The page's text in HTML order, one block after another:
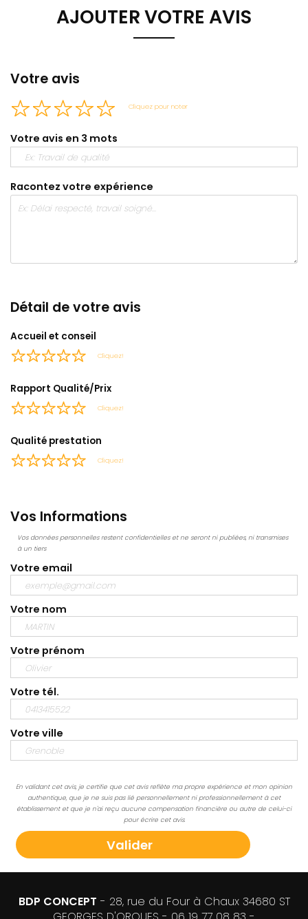
AJOUTER VOTRE AVIS
Votre avis
Cliquez pour noter
Votre avis en 3 mots
Racontez votre expérience
Détail de votre avis
Accueil et conseil
Cliquez!
Rapport Qualité/Prix
Cliquez!
Qualité prestation
Cliquez!
Vos Informations
Vos données personnelles restent confidentielles et ne seront ni publiées, ni transmises
à un tiers
Votre email
Votre nom
Votre prénom
Votre tél.
Votre ville
En validant cet avis, je certifie que cet avis reflète ma propre expérience et mon opinion
authentique, que je ne suis pas lié personnellement ni professionnellement à cet
établissement et que je n'ai reçu aucune compensation financière ou autre de celui-ci
pour écrire cet avis.
BDP CONCEPT - 28, rue du Four à Chaux 34680 ST